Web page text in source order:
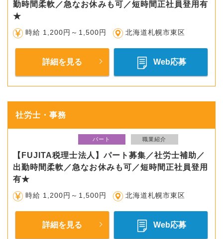
勤時間柔軟／急なお休みも可／短時間正社員登用有
★
時給 1,200円～1,500円 北海道札幌市東区
詳細を見る Web応募
社労士・事務
パート 職業紹介
【FUJITA税理士法人】パート募集／社労士補助／
出勤時間柔軟／急なお休みも可／短時間正社員登用
有★
時給 1,200円～1,500円 北海道札幌市東区
詳細を見る Web応募